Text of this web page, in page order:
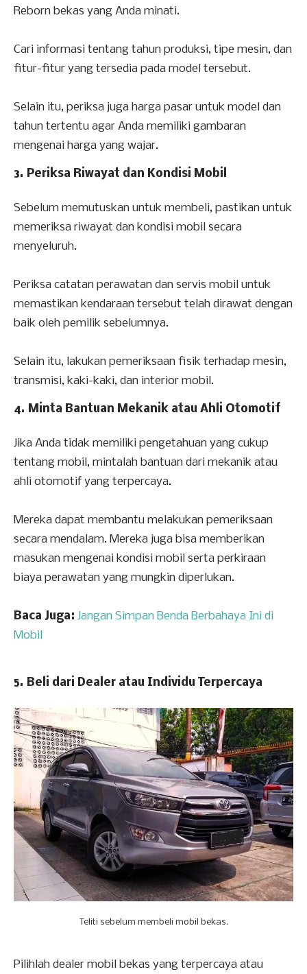
Reborn bekas yang Anda minati.
Cari informasi tentang tahun produksi, tipe mesin, dan
fitur-fitur yang tersedia pada model tersebut.
Selain itu, periksa juga harga pasar untuk model dan
tahun tertentu agar Anda memiliki gambaran
mengenai harga yang wajar.
3. Periksa Riwayat dan Kondisi Mobil
Sebelum memutuskan untuk membeli, pastikan untuk
memeriksa riwayat dan kondisi mobil secara
menyeluruh.
Periksa catatan perawatan dan servis mobil untuk
memastikan kendaraan tersebut telah dirawat dengan
baik oleh pemilik sebelumnya.
Selain itu, lakukan pemeriksaan fisik terhadap mesin,
transmisi, kaki-kaki, dan interior mobil.
4. Minta Bantuan Mekanik atau Ahli Otomotif
Jika Anda tidak memiliki pengetahuan yang cukup
tentang mobil, mintalah bantuan dari mekanik atau
ahli otomotif yang terpercaya.
Mereka dapat membantu melakukan pemeriksaan
secara mendalam. Mereka juga bisa memberikan
masukan mengenai kondisi mobil serta perkiraan
biaya perawatan yang mungkin diperlukan.
Baca Juga: Jangan Simpan Benda Berbahaya Ini di
Mobil
5. Beli dari Dealer atau Individu Terpercaya
Teliti sebelum membeli mobil bekas.
Pilihlah dealer mobil bekas yang terpercaya atau